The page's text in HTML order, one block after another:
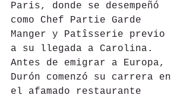
Paris, donde se desempeñó
como Chef Partie Garde
Manger y Patîsserie previo
a su llegada a Carolina.
Antes de emigrar a Europa,
Durón comenzó su carrera en
el afamado restaurante